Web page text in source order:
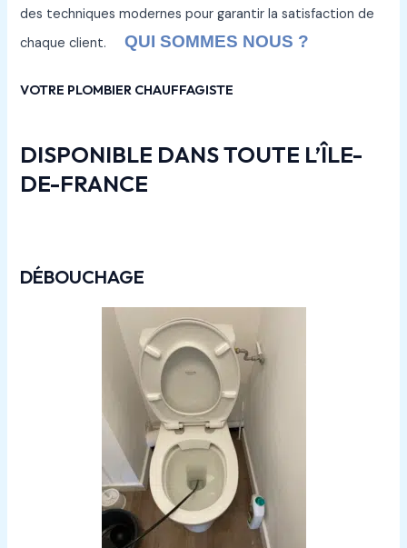
des techniques modernes pour garantir la satisfaction de
chaque client.QUI SOMMES NOUS ?
VOTRE PLOMBIER CHAUFFAGISTE
DISPONIBLE DANS TOUTE L’ÎLE-
DE-FRANCE
DÉBOUCHAGE